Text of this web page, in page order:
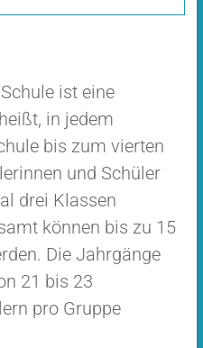
ist eine
in jedem
bis zum vierten
und Schüler
drei Klassen
können bis zu 15
Die Jahrgänge
21 bis 23
pro Gruppe